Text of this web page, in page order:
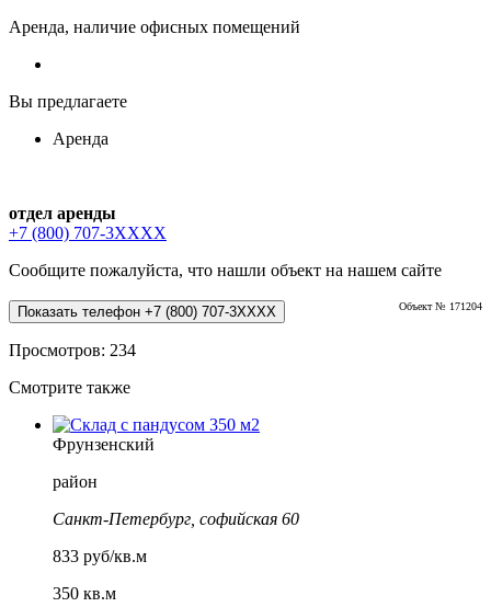
Аренда, наличие офисных помещений
Вы предлагаете
Аренда
отдел аренды
+7 (800) 707-3XXXX
Сообщите пожалуйста, что нашли объект на нашем сайте
Объект № 171204
Показать телефон +7 (800) 707-3XXXX
Просмотров: 234
Смотрите также
Фрунзенский
район
Санкт-Петербург, софийская 60
833 руб/кв.м
350 кв.м